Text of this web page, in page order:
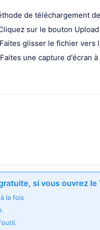
de téléchargement
sur le bouton
glisser le fichier vers
une capture d'écran
si vous ouvrez
la fois